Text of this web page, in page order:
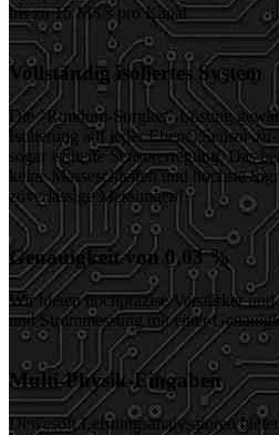
bis zu 15 MS/s pro Kanal.
Vollständig isoliertes System
Die "Rundum-Sorglos"-Lösung
Isolierung auf jeder Ebene: Sensor-
sogar isolierte Sensorerregung. Das
keine Masseschleifen und höchste
zuverlässige Messungen!
Genauigkeit von 0,03 %
Wir bieten hochpräzise Verstärker
und Strommessung mit einer
Multi-Physik-Eingaben
Dewesoft Leistungsanalysatoren